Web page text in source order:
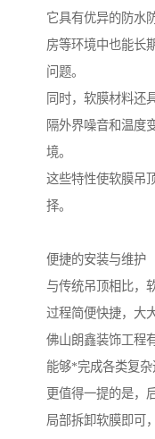
它具有优异的防水
房等环境中也能长
问题。
同时，软膜材料还
隔外界噪音和温度
境。
这些特性使软膜吊
择。
便捷的安装与维护
与传统吊顶相比，
过程简便快捷，大
佛山朗鑫装饰工程
能够*完成各类复杂
更值得一提的是，
局部拆卸软膜即可